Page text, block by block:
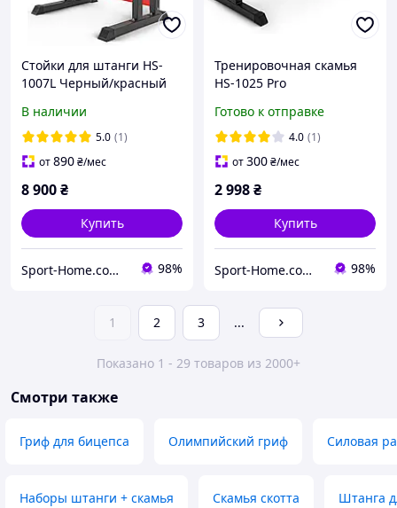
Стойки для штанги HS-
1007L Черный/красный
В наличии
5.0 (1)
от890₴/мес
8 900₴
Купить
Sport-Home.com.ua Интернет-магазин спортивых товаров для дома и спортзалов 98%
Тренировочная скамья
HS-1025 Pro
Готово к отправке
4.0 (1)
от300₴/мес
2 998₴
Купить
Sport-Home.com.ua Интернет-магазин спортивых товаров для дома и спортзалов 98%
1 2 3 ...
Показано 1 - 29 товаров из 2000+
Смотри также
Гриф для бицепса Олимпийский гриф Силовая
Наборы штанги + скамья Скамья скотта Штанга